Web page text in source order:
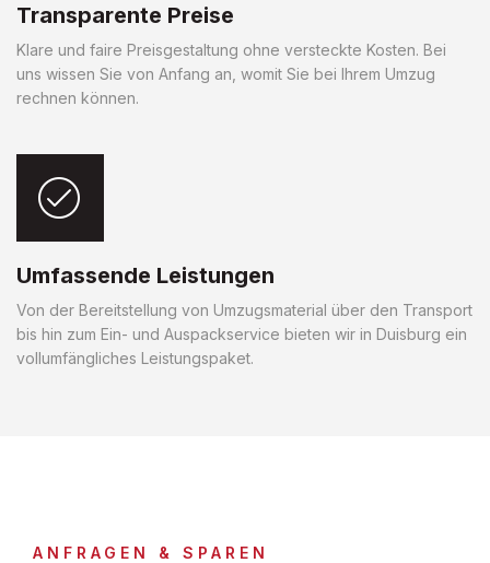
Transparente Preise
Klare und faire Preisgestaltung ohne versteckte Kosten. Bei
uns wissen Sie von Anfang an, womit Sie bei Ihrem Umzug
rechnen können.
Umfassende Leistungen
Von der Bereitstellung von Umzugsmaterial über den Transport
bis hin zum Ein- und Auspackservice bieten wir in Duisburg ein
vollumfängliches Leistungspaket.
ANFRAGEN & SPAREN